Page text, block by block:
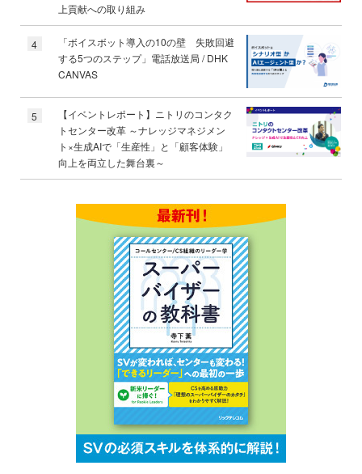
上貢献への取り組み
4
「ボイスボット導入の10の壁 失敗回避
する5つのステップ」電話放送局 / DHK
CANVAS
5
【イベントレポート】ニトリのコンタク
トセンター改革 ～ナレッジマネジメン
ト×生成AIで「生産性」と「顧客体験」
向上を両立した舞台裏～